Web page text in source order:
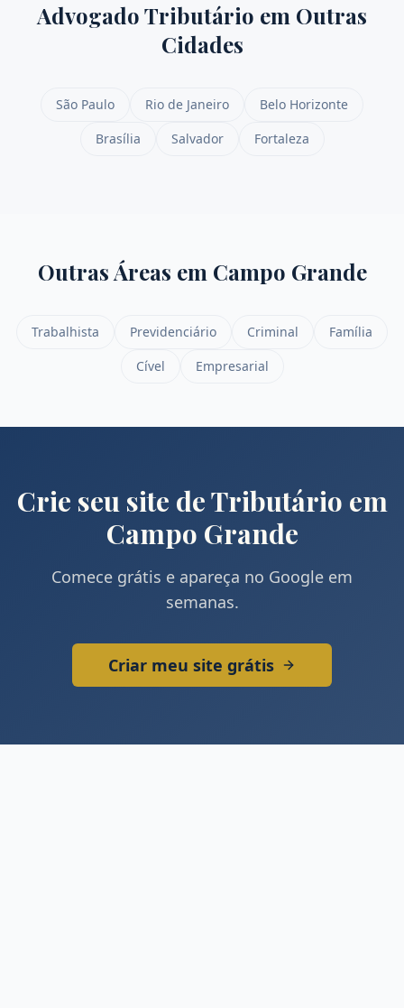
Advogado Tributário em Outras
Cidades
São Paulo Rio de Janeiro
Belo Horizonte
Brasília
Salvador Fortaleza
Outras Áreas em Campo Grande
Trabalhista Previdenciário Criminal
Família
Cível
Empresarial
Crie seu site deTributário em
Campo Grande
Comece grátis e apareça no Google em
semanas.
Criar meu site grátis